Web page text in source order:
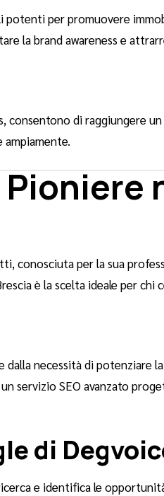
per promuovere
la brand awareness e
consentono di raggiungere
conosciuta per la sua
è la scelta ideale per chi
necessità di
servizio SEO avanzato
di
e identifica le